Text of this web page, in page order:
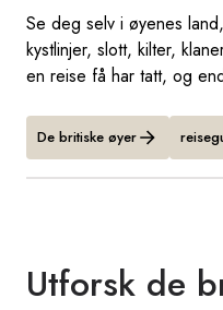
Se deg selv i øyenes
kystlinjer, slott, kilter,
en reise få har tatt, og
De britiske øyer
Utforsk de